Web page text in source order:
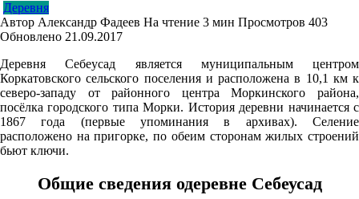
Деревня
Автор Александр Фадеев На чтение 3 мин Просмотров 403
Обновлено 21.09.2017
Деревня Себеусад является муниципальным центром
Коркатовского сельского поселения и расположена в 10,1 км к
северо-западу от районного центра Моркинского района,
посёлка городского типа Морки. История деревни начинается с
1867 года (первые упоминания в архивах). Селение
расположено на пригорке, по обеим сторонам жилых строений
бьют ключи.
Общие сведения одеревне Себеусад